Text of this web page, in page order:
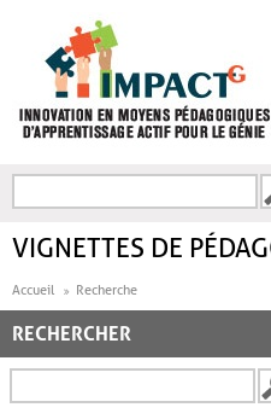
FORMULAIRE DE
VIGNETTES DE
Accueil Recherche
RECHERCHER